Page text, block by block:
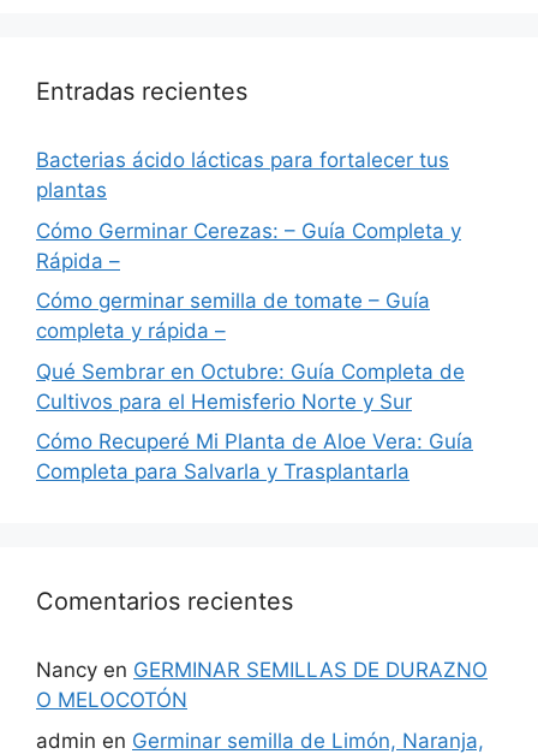
Entradas recientes
Bacterias ácido lácticas para fortalecer tus
plantas
Cómo Germinar Cerezas: – Guía Completa y
Rápida –
Cómo germinar semilla de tomate – Guía
completa y rápida –
Qué Sembrar en Octubre: Guía Completa de
Cultivos para el Hemisferio Norte y Sur
Cómo Recuperé Mi Planta de Aloe Vera: Guía
Completa para Salvarla y Trasplantarla
Comentarios recientes
Nancy en GERMINAR SEMILLAS DE DURAZNO
O MELOCOTÓN
admin en Germinar semilla de Limón, Naranja,